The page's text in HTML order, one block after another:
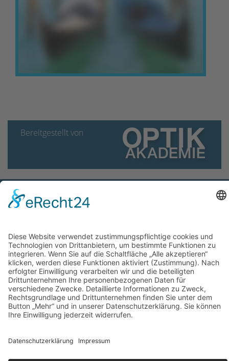
Bereitgestellt von
Kontakt
91301 Forchheim, Deutschland
Telefon:
+49 9191 3409-12
Telefax:
+49 9191 3409-19
E-Mail:
info@optik‑akademie.com
Weitere Informationen
Impressum